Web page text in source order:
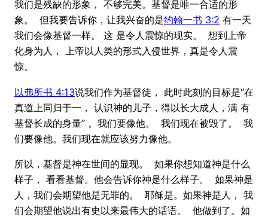
我们是残缺的形象， 不够完美。基督是唯一合适的形
象。 但我要告诉你，让我兴奋的是约翰一书 3:2 有一天
我们会像基督一样。 这 是令人震惊的现实。 想到上帝
化身为人， 上帝以人类的形式入侵世界，真是令人震
惊。
以弗所书 4:13说我们作为基督徒， 此时此刻的目标是“在
真道上同归于一， 认识神的儿子，得以长大成人，满 有
基督长成的身量” 。我们要像他。 我们现在被毁了。 我
们要像他。我们现在就应该努力像他。
所以，基督是神在世间的显现。 如果你想知道神是什么
样子， 看看基督。他会告诉你神是什么样子。 如果神是
人，我们会期望他是无罪的。 耶稣是。如果神是人， 我
们会期望他说出有史以来最伟大的话语。 他做到了。如